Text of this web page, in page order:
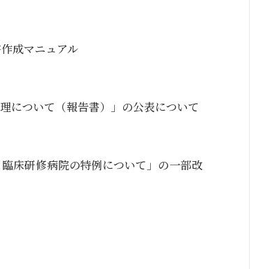
成マニュアル
について（報告書）」の公表について
床研修病院の特例について」の一部改